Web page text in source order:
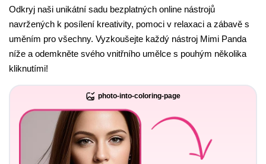
Odkryj naši unikátní sadu bezplatných online nástrojů
navržených k posílení kreativity, pomoci v relaxaci a zábavě s
uměním pro všechny. Vyzkoušejte každý nástroj Mimi Panda
níže a odemkněte svého vnitřního umělce s pouhým několika
kliknutími!
photo-into-coloring-page